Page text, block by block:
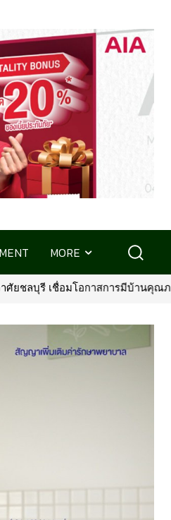
MORE
มโอกาสการมีบ้านคุณภาพ รองรับก